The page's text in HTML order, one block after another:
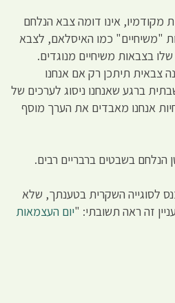
מקודמיו, אינו דומה צבא הנלחם
"משיחיים" כמו האיסלאם, לצבא
בצבאות משיחיים מנוגדים.
צבאית תיתכן רק אם אנחנו
ברגע שאנחנו ניסוג לערכים של
אנחנו מאבדים את הערך מוסף
הנלחם בשבטים ברבריים רבים.
לסוגייה השקרית בטענתך, שלא
זה ראה תשובתי: "יום העצמאות